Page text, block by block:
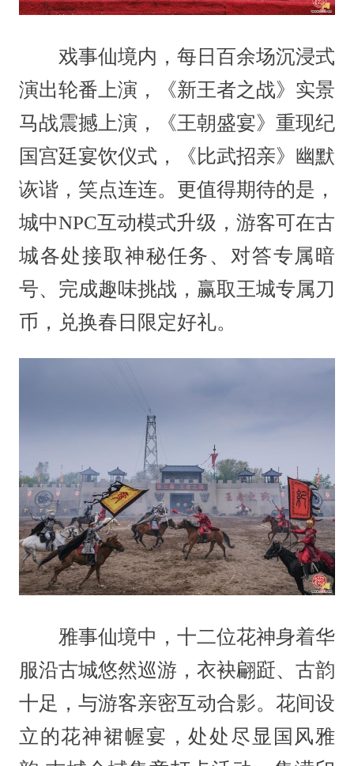
戏事仙境内，每日百余场沉浸式
演出轮番上演，《新王者之战》实景
马战震撼上演，《王朝盛宴》重现纪
国宫廷宴饮仪式，《比武招亲》幽默
诙谐，笑点连连。更值得期待的是，
城中NPC互动模式升级，游客可在古
城各处接取神秘任务、对答专属暗
号、完成趣味挑战，赢取王城专属刀
币，兑换春日限定好礼。
雅事仙境中，十二位花神身着华
服沿古城悠然巡游，衣袂翩跹、古韵
十足，与游客亲密互动合影。花间设
立的花神裙幄宴，处处尽显国风雅